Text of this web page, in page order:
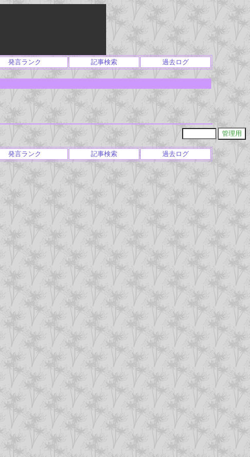
発言ランク 記事検索 過去ログ
発言ランク 記事検索 過去ログ